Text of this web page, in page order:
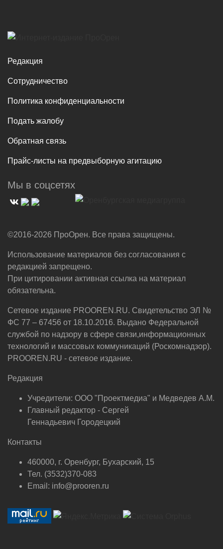
Редакция
Сотрудничество
Политика конфиденциальности
Подать жалобу
Обратная связь
Прайс-листы на предвыборную агитацию
Мы в соцсетях
©2016-2026 ПроОрен. Все права защищены.
Использование материалов без согласования с
редакцией запрещено.
При цитировании активная ссылка на материал
обязательна.
Сетевое издание PROOREN.RU. Свидетельство ЭЛ №
ФС 77 – 67456 от 18.10.2016. Выдано Федеральной
службой по надзору в сфере связи,информационных
технологий и массовых коммуникаций (Роскомнадзор).
PROOREN.RU - сетевое издание.
Редакция
Учредители: ООО "Проектмедиа" и Медведев А.М.
Главный редактор - Сергей
Геннадьевич Городецкий
Контакты
460000, г. Оренбург, Бухарский, 15
Тел. (3532)370-083
Email: info@prooren.ru